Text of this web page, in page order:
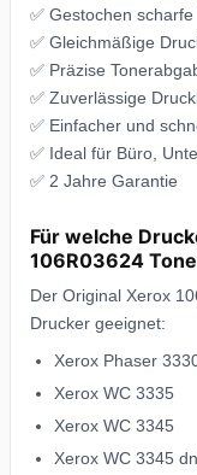
✅ Gestochen
✅ Gleichmäßige
✅ Präzise
✅ Zuverlässige
✅ Einfacher und
✅ Ideal für Büro,
✅ 2 Jahre Garantie
Für welche
106R03624
Der Original Xerox
Drucker geeignet:
Xerox Phaser
Xerox WC 3335
Xerox WC 3345
Xerox WC 3345